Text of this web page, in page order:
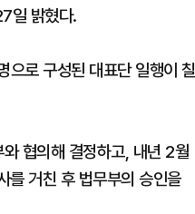
일 밝혔다.
으로 구성된 대표단 일행이 칠
협의해 결정하고, 내년 2월
를 거친 후 법무부의 승인을